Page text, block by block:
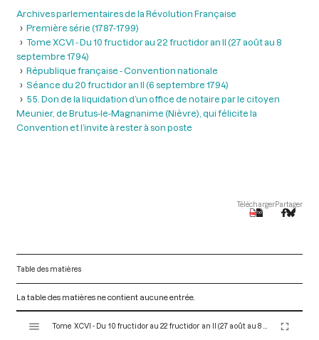
Archives parlementaires de la Révolution Française
Première série (1787-1799)
Tome XCVI - Du 10 fructidor au 22 fructidor an II (27 août au 8
septembre 1794)
République française - Convention nationale
Séance du 20 fructidor an II (6 septembre 1794)
55. Don de la liquidation d’un office de notaire par le citoyen
Meunier, de Brutus-le-Magnanime (Nièvre), qui félicite la
Convention et l’invite à rester à son poste
TéléchargerPartager
Table des matières
La table des matières ne contient aucune entrée.